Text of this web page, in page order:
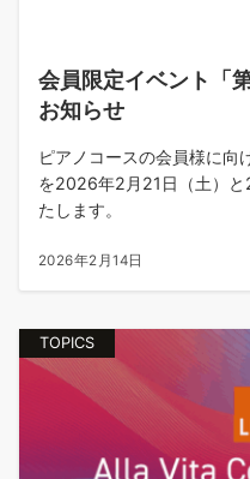
会員限定イベント「
お知らせ
ピアノコースの会員様に向
を2026年2月21日（土）
たします。
2026年2月14日
TOPICS